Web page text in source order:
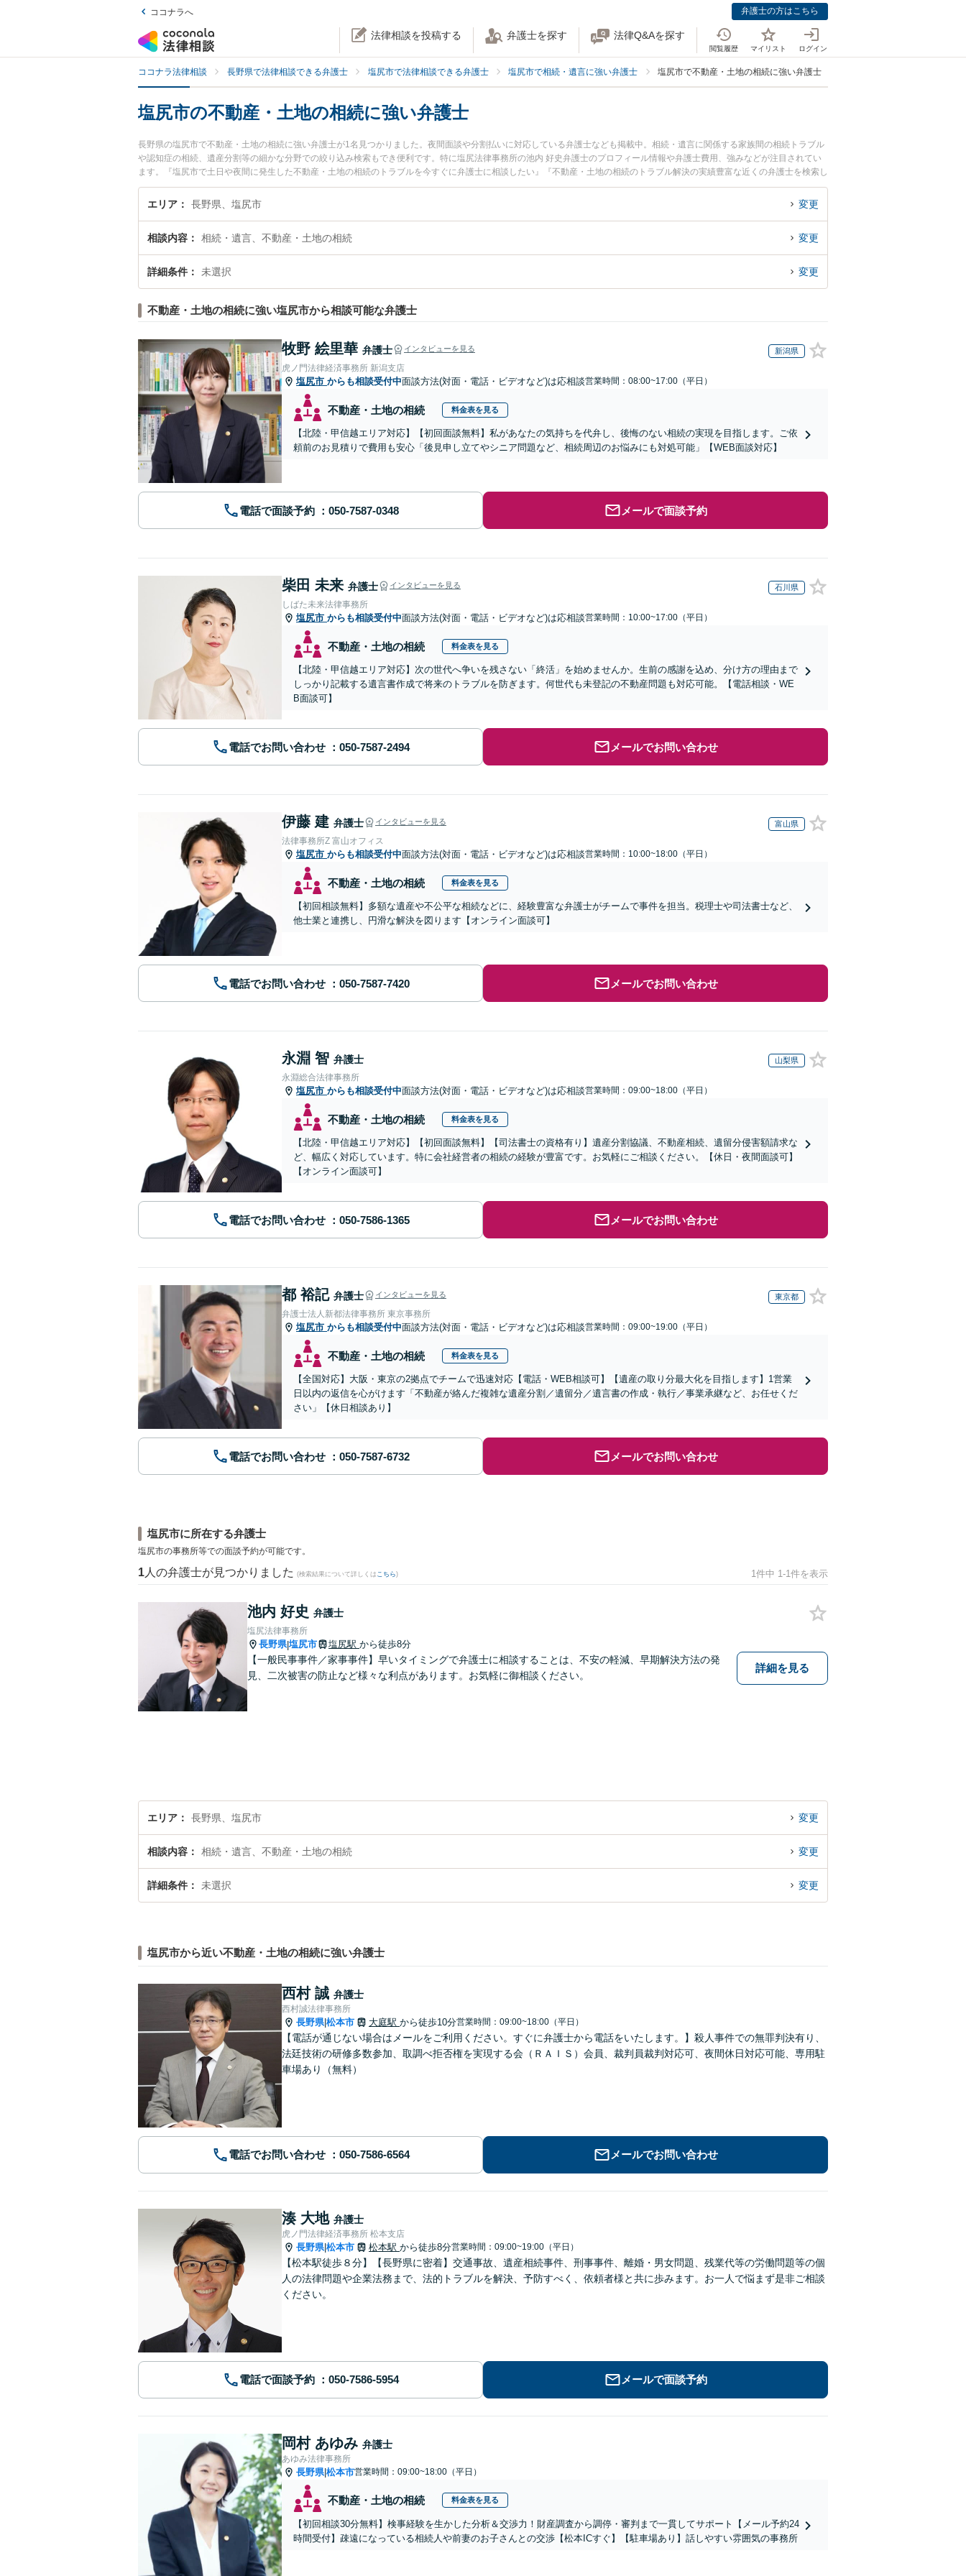
ココナラへ 弁護士の方はこちら
法律相談を投稿する 弁護士を探す 法律Q&Aを探す
閲覧履歴 マイリスト ログイン
ココナラ法律相談 長野県で法律相談できる弁護士 塩尻市で法律相談できる弁護士 塩尻市で相続・遺言に強い弁護士 塩尻市で不動産・土地の相続に強い弁護士
塩尻市の不動産・土地の相続に強い弁護士
長野県の塩尻市で不動産・土地の相続に強い弁護士が1名見つかりました。夜間面談や分割払いに対応している弁護士なども掲載中。相続・遺言に関係する家族間の相続トラブル
や認知症の相続、遺産分割等の細かな分野での絞り込み検索もでき便利です。特に塩尻法律事務所の池内 好史弁護士のプロフィール情報や弁護士費用、強みなどが注目されてい
ます。『塩尻市で土日や夜間に発生した不動産・土地の相続のトラブルを今すぐに弁護士に相談したい』『不動産・土地の相続のトラブル解決の実績豊富な近くの弁護士を検索し
たい』『初回相談無料で不動産・土地の相続を法律相談できる塩尻市内の弁護士に相談予約したい』などでお困りの相談者さんにおすすめです。
エリア 長野県、塩尻市 変更
相談内容 相続・遺言、不動産・土地の相続 変更
詳細条件 未選択 変更
不動産・土地の相続に強い塩尻市から相談可能な弁護士
牧野 絵里華 弁護士 インタビューを見る 新潟県
虎ノ門法律経済事務所 新潟支店
塩尻市 からも相談受付中面談方法(対面・電話・ビデオなど)は応相談営業時間：08:00~17:00（平日）
不動産・土地の相続 料金表を見る
【北陸・甲信越エリア対応】【初回面談無料】私があなたの気持ちを代弁し、後悔のない相続の実現を目指します。ご依
頼前のお見積りで費用も安心「後見申し立てやシニア問題など、相続周辺のお悩みにも対処可能」【WEB面談対応】
電話で面談予約 メールで面談予約
柴田 未来 弁護士 インタビューを見る 石川県
しばた未来法律事務所
塩尻市 からも相談受付中面談方法(対面・電話・ビデオなど)は応相談営業時間：10:00~17:00（平日）
不動産・土地の相続 料金表を見る
【北陸・甲信越エリア対応】次の世代へ争いを残さない「終活」を始めませんか。生前の感謝を込め、分け方の理由まで
しっかり記載する遺言書作成で将来のトラブルを防ぎます。何世代も未登記の不動産問題も対応可能。【電話相談・WE
B面談可】
電話でお問い合わせ メールでお問い合わせ
伊藤 建 弁護士 インタビューを見る 富山県
法律事務所Z 富山オフィス
塩尻市 からも相談受付中面談方法(対面・電話・ビデオなど)は応相談営業時間：10:00~18:00（平日）
不動産・土地の相続 料金表を見る
【初回相談無料】多額な遺産や不公平な相続などに、経験豊富な弁護士がチームで事件を担当。税理士や司法書士など、
他士業と連携し、円滑な解決を図ります【オンライン面談可】
電話でお問い合わせ メールでお問い合わせ
永淵 智 弁護士 山梨県
永淵総合法律事務所
塩尻市 からも相談受付中面談方法(対面・電話・ビデオなど)は応相談営業時間：09:00~18:00（平日）
不動産・土地の相続 料金表を見る
【北陸・甲信越エリア対応】【初回面談無料】【司法書士の資格有り】遺産分割協議、不動産相続、遺留分侵害額請求な
ど、幅広く対応しています。特に会社経営者の相続の経験が豊富です。お気軽にご相談ください。【休日・夜間面談可】
【オンライン面談可】
電話でお問い合わせ メールでお問い合わせ
都 裕記 弁護士 インタビューを見る 東京都
弁護士法人新都法律事務所 東京事務所
塩尻市 からも相談受付中面談方法(対面・電話・ビデオなど)は応相談営業時間：09:00~19:00（平日）
不動産・土地の相続 料金表を見る
【全国対応】大阪・東京の2拠点でチームで迅速対応【電話・WEB相談可】【遺産の取り分最大化を目指します】1営業
日以内の返信を心がけます「不動産が絡んだ複雑な遺産分割／遺留分／遺言書の作成・執行／事業承継など、お任せくだ
さい」【休日相談あり】
電話でお問い合わせ メールでお問い合わせ
塩尻市に所在する弁護士
塩尻市の事務所等での面談予約が可能です。
1 人の弁護士が見つかりました (検索結果について詳しくは こちら) 1件中 1-1件を表示
池内 好史 弁護士
塩尻法律事務所
長野県|塩尻市 塩尻駅 から徒歩8分
【一般民事事件／家事事件】早いタイミングで弁護士に相談することは、不安の軽減、早期解決方法の発
見、二次被害の防止など様々な利点があります。お気軽に御相談ください。
詳細を見る
エリア 長野県、塩尻市 変更
相談内容 相続・遺言、不動産・土地の相続 変更
詳細条件 未選択 変更
塩尻市から近い不動産・土地の相続に強い弁護士
西村 誠 弁護士
西村誠法律事務所
長野県|松本市 大庭駅 から徒歩10分営業時間：09:00~18:00（平日）
【電話が通じない場合はメールをご利用ください。すぐに弁護士から電話をいたします。】殺人事件での無罪判決有り、
法廷技術の研修多数参加、取調べ拒否権を実現する会（ＲＡＩＳ）会員、裁判員裁判対応可、夜間休日対応可能、専用駐
車場あり（無料）
電話でお問い合わせ メールでお問い合わせ
湊 大地 弁護士
虎ノ門法律経済事務所 松本支店
長野県|松本市 松本駅 から徒歩8分営業時間：09:00~19:00（平日）
【松本駅徒歩８分】【長野県に密着】交通事故、遺産相続事件、刑事事件、離婚・男女問題、残業代等の労働問題等の個
人の法律問題や企業法務まで、法的トラブルを解決、予防すべく、依頼者様と共に歩みます。お一人で悩まず是非ご相談
ください。
電話で面談予約 メールで面談予約
岡村 あゆみ 弁護士
あゆみ法律事務所
長野県|松本市営業時間：09:00~18:00（平日）
不動産・土地の相続 料金表を見る
【初回相談30分無料】検事経験を生かした分析＆交渉力！財産調査から調停・審判まで一貫してサポート【メール予約24
時間受付】疎遠になっている相続人や前妻のお子さんとの交渉【松本ICすぐ】【駐車場あり】話しやすい雰囲気の事務所